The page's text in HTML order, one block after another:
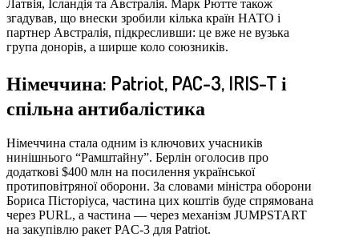
Латвія, Ісландія та Австралія. Марк Рютте також
згадував, що внески зробили кілька країн НАТО і
партнер Австралія, підкресливши: це вже не вузька
група донорів, а ширше коло союзників.
Німеччина: Patriot, PAC-3, IRIS-T і
спільна антибалістика
Німеччина стала одним із ключових учасників
нинішнього “Рамштайну”. Берлін оголосив про
додаткові $400 млн на посилення української
протиповітряної оборони. За словами міністра оборони
Бориса Пісторіуса, частина цих коштів буде спрямована
через PURL, а частина — через механізм JUMPSTART
на закупівлю ракет PAC-3 для Patriot.